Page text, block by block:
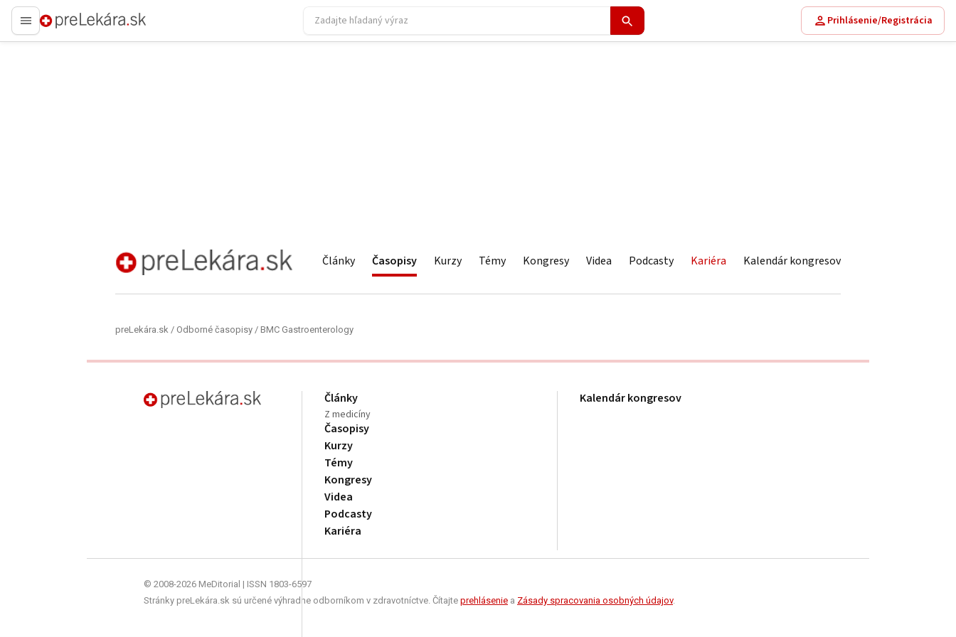
preLekára.sk
Prihlásenie/Registrácia
preLekára.sk Články Časopisy Kurzy Témy Kongresy Videa Podcasty Kariéra Kalendár kongresov
preLekára.sk / Odborné časopisy / BMC Gastroenterology
Články
Z medicíny
Časopisy
Kurzy
Témy
Kongresy
Videa
Podcasty
Kariéra
Kalendár kongresov
© 2008-2026 MeDitorial | ISSN 1803-6597
Stránky preLekára.sk sú určené výhradne odborníkom v zdravotníctve. Čítajte prehlásenie a Zásady spracovania osobných údajov.